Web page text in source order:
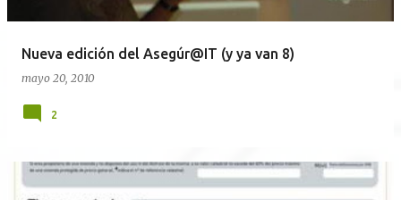
Nueva edición del Asegúr@IT (y ya van 8)
mayo 20, 2010
2